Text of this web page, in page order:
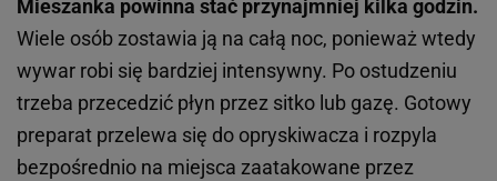
Mieszanka powinna stać przynajmniej kilka godzin.
Wiele osób zostawia ją na całą noc, ponieważ wtedy
wywar robi się bardziej intensywny. Po ostudzeniu
trzeba przecedzić płyn przez sitko lub gazę. Gotowy
preparat przelewa się do opryskiwacza i rozpyla
bezpośrednio na miejsca zaatakowane przez